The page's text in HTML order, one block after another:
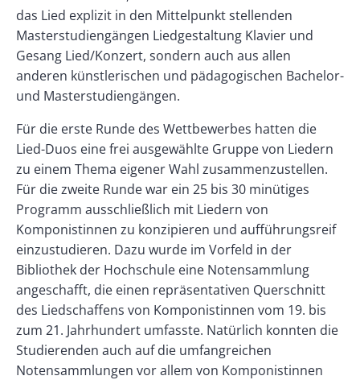
das Lied explizit in den Mittelpunkt stellenden
Masterstudiengängen Liedgestaltung Klavier und
Gesang Lied/Konzert, sondern auch aus allen
anderen künstlerischen und pädagogischen Bachelor-
und Masterstudiengängen.
Für die erste Runde des Wettbewerbes hatten die
Lied-Duos eine frei ausgewählte Gruppe von Liedern
zu einem Thema eigener Wahl zusammenzustellen.
Für die zweite Runde war ein 25 bis 30 minütiges
Programm ausschließlich mit Liedern von
Komponistinnen zu konzipieren und aufführungsreif
einzustudieren. Dazu wurde im Vorfeld in der
Bibliothek der Hochschule eine Notensammlung
angeschafft, die einen repräsentativen Querschnitt
des Liedschaffens von Komponistinnen vom 19. bis
zum 21. Jahrhundert umfasste. Natürlich konnten die
Studierenden auch auf die umfangreichen
Notensammlungen vor allem von Komponistinnen